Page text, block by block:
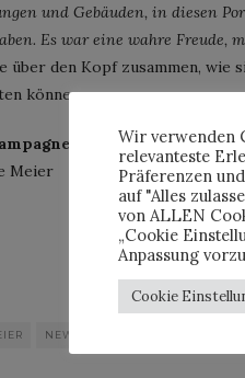
und Gebäuden, in diesen
Es war eine wahre Freude,
über den Kopf zusammen, wie
können …
2020
Meier
NEWS
Wir verwenden
relevanteste
Präferenzen
auf "Alles
von ALLEN
„Cookie
Anpassung
Cookie